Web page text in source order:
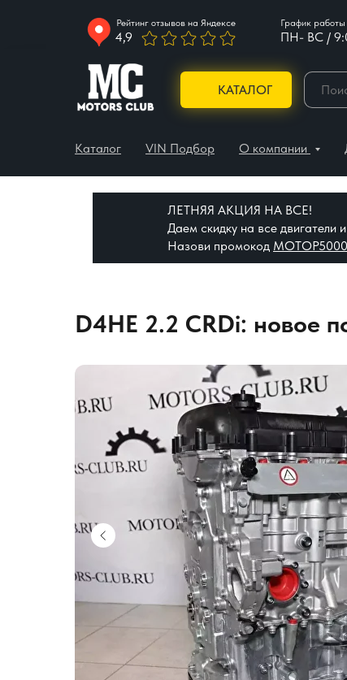
ПН- ВС /
Рейтинг отзывов на Яндексе График работы
4,9
КАТАЛОГ
Каталог VIN Подбор О компании
ЛЕТНЯЯ АКЦИЯ НА ВСЕ!
Даем скидку на все двигатели
Назови промокод МОТОР5000
D4HE 2.2 CRDi: новое